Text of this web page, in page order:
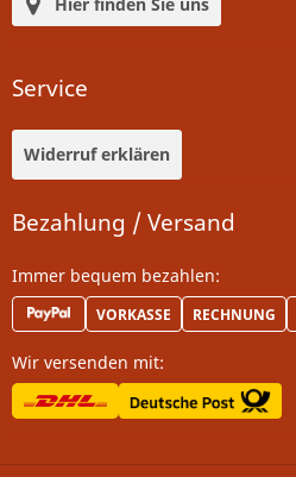
Service
Widerruf erklären
Bezahlung / Versand
Immer bequem bezahlen:
VORKASSE RECHNUNG
Wir versenden mit: